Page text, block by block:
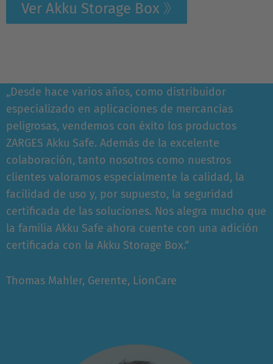
Ver Akku Storage Box
„Desde hace varios años, como distribuidor
especializado en aplicaciones de mercancías
peligrosas, vendemos con éxito los productos
ZARGES Akku Safe. Además de la excelente
colaboración, tanto nosotros como nuestros
clientes valoramos especialmente la calidad, la
facilidad de uso y, por supuesto, la seguridad
certificada de las soluciones. Nos alegra mucho que
la familia Akku Safe ahora cuente con una adición
certificada con la Akku Storage Box.“
Thomas Mahler, Gerente, LionCare